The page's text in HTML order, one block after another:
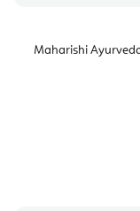
Maharishi